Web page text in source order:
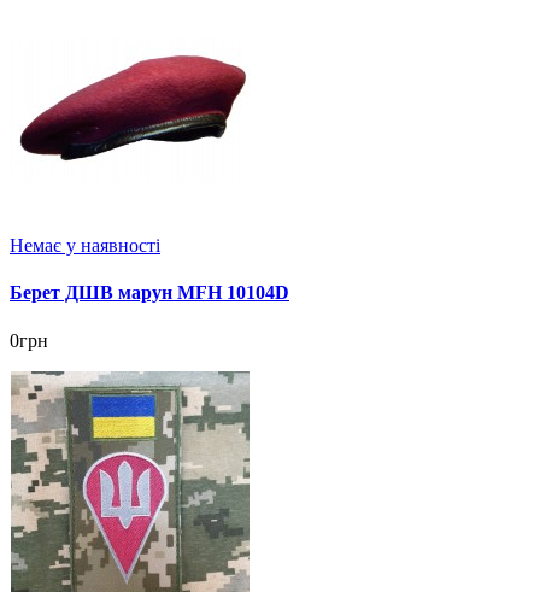
Немає у наявності
Берет ДШВ марун MFH 10104D
0грн